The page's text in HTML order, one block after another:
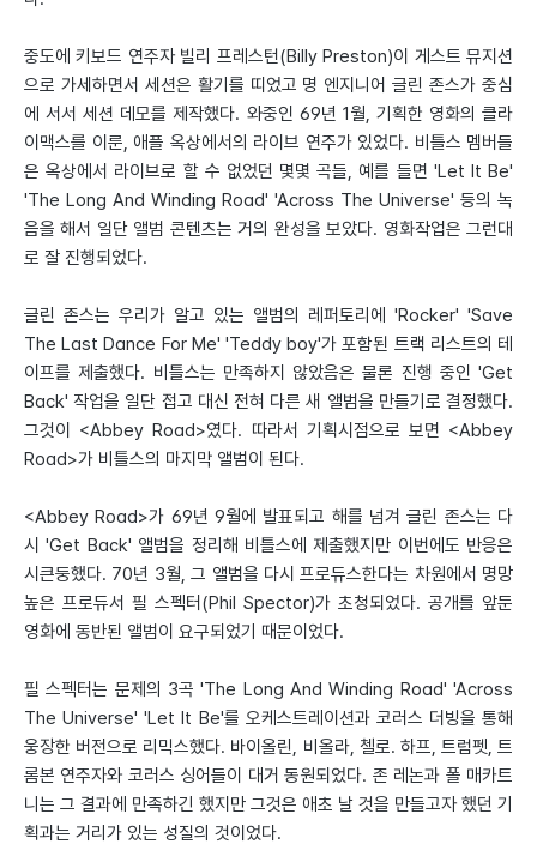
중도에 키보드 연주자 빌리 프레스턴(Billy Preston)이 게스트 뮤지션
으로 가세하면서 세션은 활기를 띠었고 명 엔지니어 글린 존스가 중심
에 서서 세션 데모를 제작했다. 와중인 69년 1월, 기획한 영화의 클라
이맥스를 이룬, 애플 옥상에서의 라이브 연주가 있었다. 비틀스 멤버들
은 옥상에서 라이브로 할 수 없었던 몇몇 곡들, 예를 들면 'Let It Be'
'The Long And Winding Road' 'Across The Universe' 등의 녹
음을 해서 일단 앨범 콘텐츠는 거의 완성을 보았다. 영화작업은 그런대
로 잘 진행되었다.
글린 존스는 우리가 알고 있는 앨범의 레퍼토리에 'Rocker' 'Save
The Last Dance For Me' 'Teddy boy'가 포함된 트랙 리스트의 테
이프를 제출했다. 비틀스는 만족하지 않았음은 물론 진행 중인 'Get
Back' 작업을 일단 접고 대신 전혀 다른 새 앨범을 만들기로 결정했다.
그것이 <Abbey Road>였다. 따라서 기획시점으로 보면 <Abbey
Road>가 비틀스의 마지막 앨범이 된다.
<Abbey Road>가 69년 9월에 발표되고 해를 넘겨 글린 존스는 다
시 'Get Back' 앨범을 정리해 비틀스에 제출했지만 이번에도 반응은
시큰둥했다. 70년 3월, 그 앨범을 다시 프로듀스한다는 차원에서 명망
높은 프로듀서 필 스펙터(Phil Spector)가 초청되었다. 공개를 앞둔
영화에 동반된 앨범이 요구되었기 때문이었다.
필 스펙터는 문제의 3곡 'The Long And Winding Road' 'Across
The Universe' 'Let It Be'를 오케스트레이션과 코러스 더빙을 통해
웅장한 버전으로 리믹스했다. 바이올린, 비올라, 첼로. 하프, 트럼펫, 트
롬본 연주자와 코러스 싱어들이 대거 동원되었다. 존 레논과 폴 매카트
니는 그 결과에 만족하긴 했지만 그것은 애초 날 것을 만들고자 했던 기
획과는 거리가 있는 성질의 것이었다.